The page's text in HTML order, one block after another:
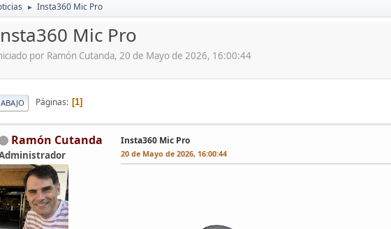
► Insta360 Mic Pro
Mic Pro
por Ramón Cutanda, 20 de Mayo de 2026, 16:00:44
Páginas 1
Ramón Cutanda Insta360 Mic Pro
20 de Mayo de 2026, 16:00:44